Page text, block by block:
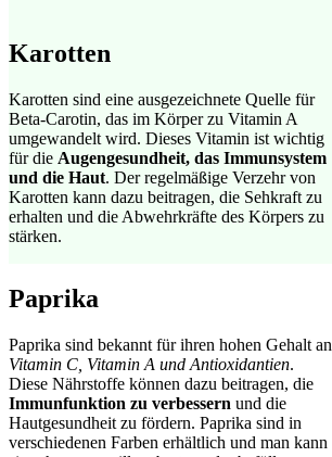
Karotten
Karotten sind eine ausgezeichnete Quelle für
Beta-Carotin, das im Körper zu Vitamin A
umgewandelt wird. Dieses Vitamin ist wichtig
für die Augengesundheit, das Immunsystem
und die Haut. Der regelmäßige Verzehr von
Karotten kann dazu beitragen, die Sehkraft zu
erhalten und die Abwehrkräfte des Körpers zu
stärken.
Paprika
Paprika sind bekannt für ihren hohen Gehalt an
Vitamin C, Vitamin A und Antioxidantien.
Diese Nährstoffe können dazu beitragen, die
Immunfunktion zu verbessern und die
Hautgesundheit zu fördern. Paprika sind in
verschiedenen Farben erhältlich und man kann